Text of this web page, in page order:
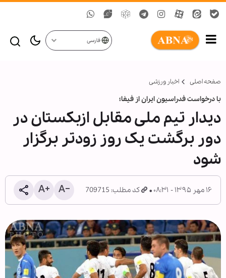
فارسی
صفحه اصلی اخبار ورزشی
با درخواست فدراسیون ایران از فیفا؛
دیدار تیم ملی مقابل ازبکستان در
دور برگشت یک روز زودتر برگزار
شود
۱۶ مهر ۱۳۹۵ - ۰۸:۳۱ کد مطلب: 709715